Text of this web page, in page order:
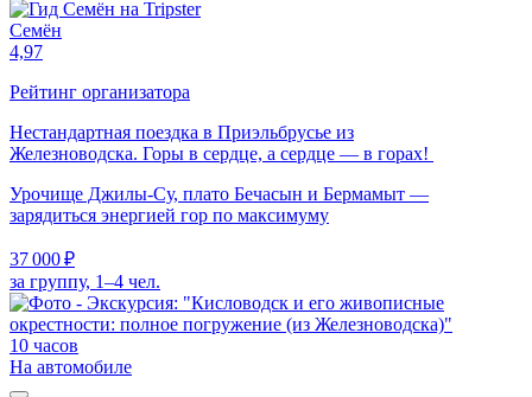
Семён
4,97
Рейтинг организатора
Нестандартная поездка в Приэльбрусье из
Железноводска. Горы в сердце, а сердце — в горах!
Урочище Джилы-Су, плато Бечасын и Бермамыт —
зарядиться энергией гор по максимуму
37 000 ₽
за группу, 1–4 чел.
10 часов
На автомобиле